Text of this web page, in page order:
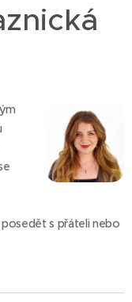
posedět s přáteli nebo